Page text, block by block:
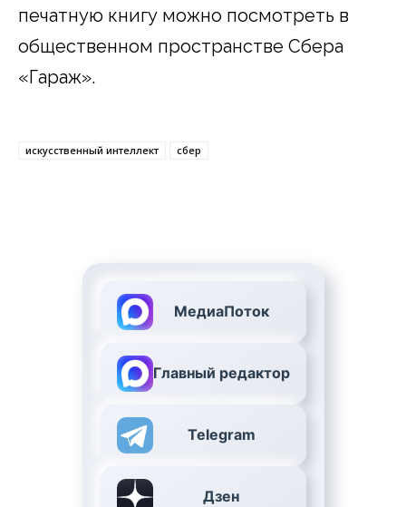
печатную книгу можно посмотреть в
общественном пространстве Сбера
«Гараж».
искусственный интеллект сбер
МедиаПоток
Главный редактор
Telegram
Дзен